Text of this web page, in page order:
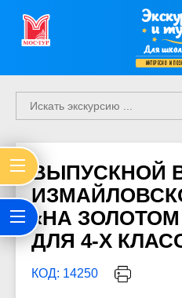
и
Для
интересно и
ВЫПУСКНОЙ
«НА
ДЛЯ 4-Х
КОД: 14250